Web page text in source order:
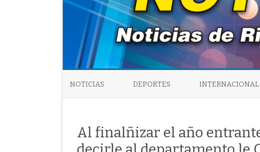
NOTICIAS DEPORTES INTERNACIONAL
Al finalñizar el año